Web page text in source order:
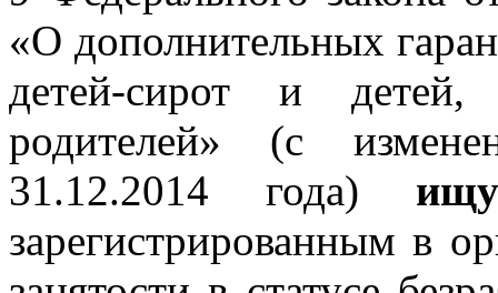
«О дополнительных
детей-сирот и детей,
родителей» (с
31.12.2014 года)
зарегистрированным в